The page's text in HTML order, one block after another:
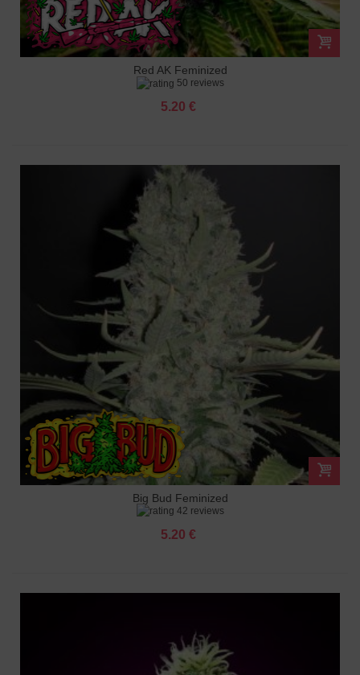
Red AK Feminized
50 reviews
5.20 €
Big Bud Feminized
42 reviews
5.20 €